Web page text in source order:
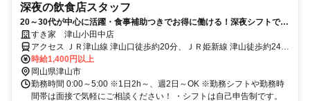
深夜の飲食店スタッフ
20～30代が中心に活躍・食事補助つきでお得に働ける！深夜シフトで稼
ぎませんか◎
すき家 津山小田中店
アクセス ＪＲ津山線 津山口徒歩約20分、ＪＲ姫新線 津山徒歩約24
分、ＪＲ津山線 津山徒歩約24分 津山口駅徒歩20分
時給1,400円以上
岡山県津山市
勤務時間 0:00～5:00 ※1日2h～、週2日～OK ※勤務シフトや勤務時
間帯は面接で気軽にご相談ください！ ・シフトは自己申告制です。